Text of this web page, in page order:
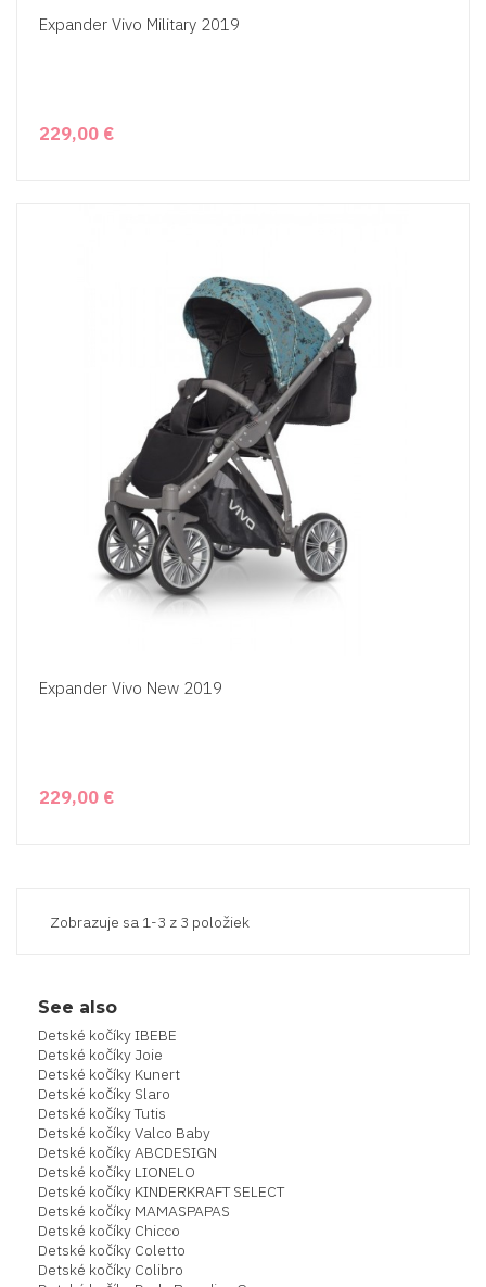
Expander Vivo Military 2019
229,00 €
Expander Vivo New 2019
229,00 €
Zobrazuje sa 1-3 z 3 položiek
See also
Detské kočíky IBEBE
Detské kočíky Joie
Detské kočíky Kunert
Detské kočíky Slaro
Detské kočíky Tutis
Detské kočíky Valco Baby
Detské kočíky ABCDESIGN
Detské kočíky LIONELO
Detské kočíky KINDERKRAFT SELECT
Detské kočíky MAMASPAPAS
Detské kočíky Chicco
Detské kočíky Coletto
Detské kočíky Colibro